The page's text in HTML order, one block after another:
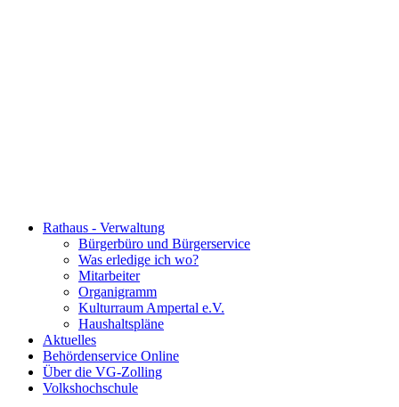
Rathaus - Verwaltung
Bürgerbüro und Bürgerservice
Was erledige ich wo?
Mitarbeiter
Organigramm
Kulturraum Ampertal e.V.
Haushaltspläne
Aktuelles
Behördenservice Online
Über die VG-Zolling
Volkshochschule